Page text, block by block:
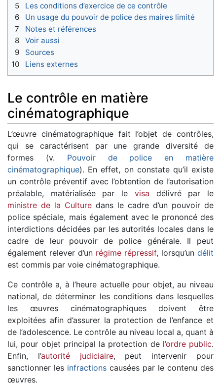
5
Les conditions d’exercice de ce contrôle
6
Un usage du pouvoir de police des maires limité
7
Notes et références
8
Voir aussi
9
Sources
10
Liens externes
Le contrôle en matière
cinématographique
L’œuvre cinématographique fait l’objet de contrôles,
qui se caractérisent par une grande diversité de
formes (v. Pouvoir de police en matière
cinématographique). En effet, on constate qu’il existe
un contrôle préventif avec l’obtention de l’autorisation
préalable, matérialisée par le visa délivré par le
ministre de la Culture dans le cadre d’un pouvoir de
police spéciale, mais également avec le prononcé des
interdictions décidées par les autorités locales dans le
cadre de leur pouvoir de police générale. Il peut
également relever d’un régime répressif, lorsqu’un délit
est commis par voie cinématographique.
Ce contrôle a, à l’heure actuelle pour objet, au niveau
national, de déterminer les conditions dans lesquelles
les œuvres cinématographiques doivent être
exploitées afin d’assurer la protection de l’enfance et
de l’adolescence. Le contrôle au niveau local a, quant à
lui, pour objet principal la protection de l’ordre public.
Enfin, l’autorité judiciaire, peut intervenir pour
sanctionner les infractions causées par le contenu des
œuvres.